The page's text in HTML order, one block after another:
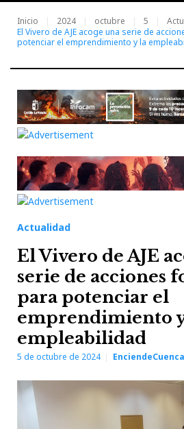
Inicio 2024 octubre 5
El Vivero de AJE acoge una serie de
potenciar el emprendimiento y la
Actualidad
El Vivero de AJE
serie de acciones
para potenciar el
emprendimiento
empleabilidad
5 de octubre de 2024 EnciendeCuenca